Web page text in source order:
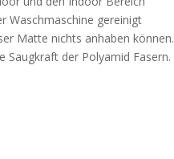
Waschmaschine gereinigt
Matte nichts anhaben können.
Saugkraft der Polyamid Fasern.